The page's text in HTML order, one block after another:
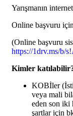
Yarışmanın
Online başvuru
(Online başvuru
https://1drv.ms/b/
Kimler
KOBİler
veya mali
eden son iki
şartlar için